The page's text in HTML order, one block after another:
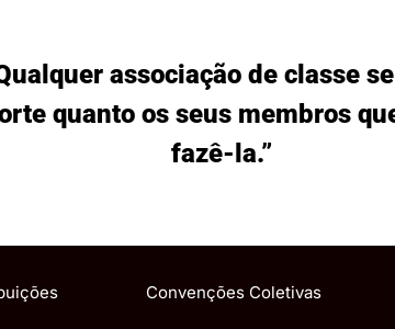
associação de classe
quanto os seus membros
fazê-la.”
Convenções Coletivas